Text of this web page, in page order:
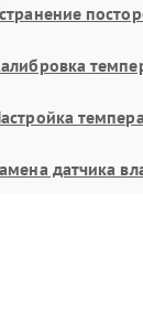
датчика